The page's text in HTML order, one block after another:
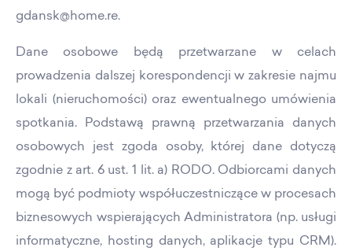
gdansk@home.re.
Dane osobowe będą przetwarzane w celach
prowadzenia dalszej korespondencji w zakresie najmu
lokali (nieruchomości) oraz ewentualnego umówienia
spotkania. Podstawą prawną przetwarzania danych
osobowych jest zgoda osoby, której dane dotyczą
zgodnie z art. 6 ust. 1 lit. a) RODO. Odbiorcami danych
mogą być podmioty współuczestniczące w procesach
biznesowych wspierających Administratora (np. usługi
informatyczne, hosting danych, aplikacje typu CRM).